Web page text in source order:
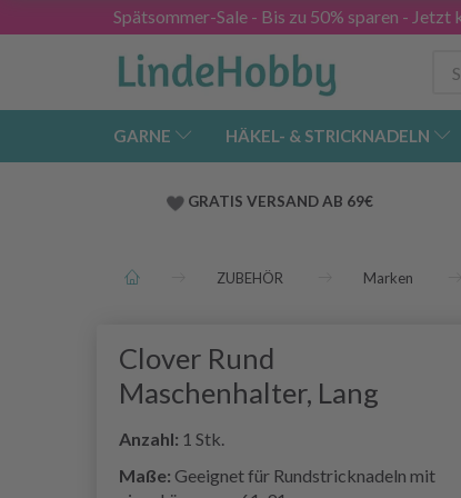
Spätsommer-Sale - Bis zu 50% sparen - Jetzt
GARNE HÄKEL- & STRICKNADELN
GRATIS VERSAND AB 69€
ZUBEHÖR Marken
Clover Rund
Maschenhalter, Lang
Anzahl: 1 Stk.
Maße: Geeignet für Rundstricknadeln mit